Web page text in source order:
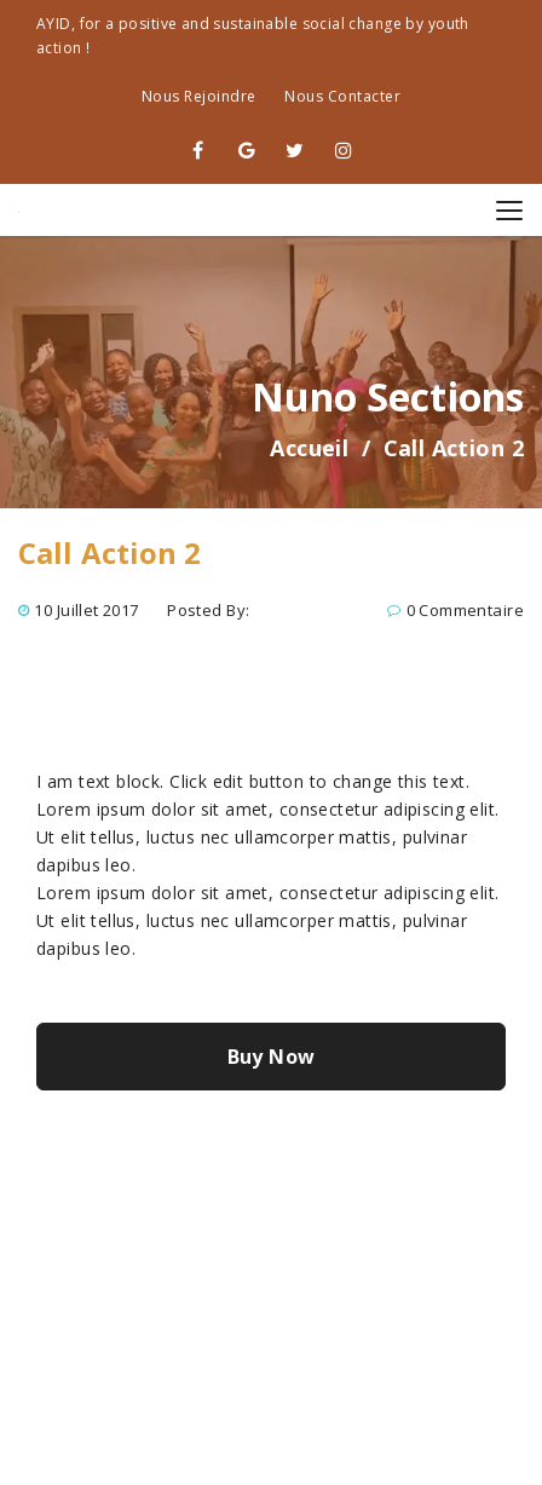
AYID, for a positive and sustainable social change by youth
action !
Nous Rejoindre Nous Contacter
Nuno Sections
Accueil Call Action 2
Call Action 2
10 Juillet 2017 Posted By: 0 Commentaire
I am text block. Click edit button to change this text.
Lorem ipsum dolor sit amet, consectetur adipiscing elit.
Ut elit tellus, luctus nec ullamcorper mattis, pulvinar
dapibus leo.
Lorem ipsum dolor sit amet, consectetur adipiscing elit.
Ut elit tellus, luctus nec ullamcorper mattis, pulvinar
dapibus leo.
Buy Now